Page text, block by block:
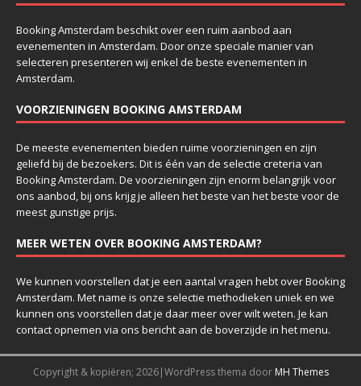
Booking Amsterdam beschikt over een ruim aanbod aan
evenementen in Amsterdam. Door onze speciale manier van
selecteren presenteren wij enkel de beste evenementen in
Amsterdam.
VOORZIENINGEN BOOKING AMSTERDAM
De meeste evenementen bieden ruime voorzieningen en zijn
geliefd bij de bezoekers. Dit is één van de selectie creteria van
Booking Amsterdam. De voorzieningen zijn enorm belangrijk voor
ons aanbod, bij ons krijg je alleen het beste van het beste voor de
meest gunstige prijs.
MEER WETEN OVER BOOKING AMSTERDAM?
We kunnen voorstellen dat je een aantal vragen hebt over Booking
Amsterdam. Met name is onze selectie methodieken uniek en we
kunnen ons voorstellen dat je daar meer over wilt weten. Je kan
contact opnemen via ons bericht aan de boverzijde in het menu.
Copyright & kopiëren; 2026|WordPress thema door MH Themes